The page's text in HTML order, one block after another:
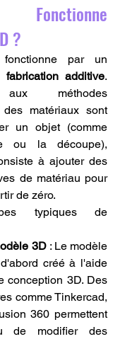
?
fonctionne par un
fabrication additive.
aux méthodes
matériaux sont
un objet (comme
ou la découpe),
à ajouter des
de matériau pour
de zéro.
typiques de
3D : Le modèle
créé à l'aide
conception 3D. Des
comme Tinkercad,
360 permettent
de modifier des